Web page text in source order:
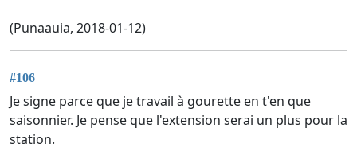
(Punaauia, 2018-01-12)
#106
Je signe parce que je travail à gourette en t'en que
saisonnier. Je pense que l'extension serai un plus pour la
station.